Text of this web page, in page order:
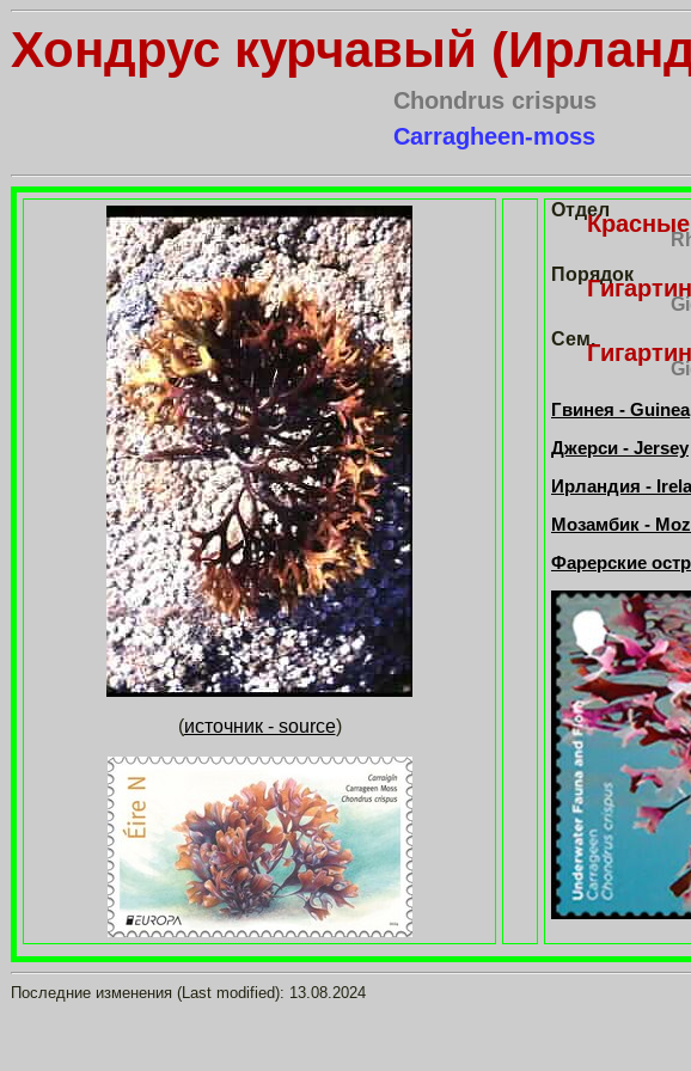
Хондрус курчавый
Chondrus crispus
Carragheen-moss
(источник - source)
Отдел
Порядок
Сем.
Гвинея - Guinea
Джерси - Jersey
Ирландия -
Мозамбик -
Фарерские
Последние изменения (Last modified): 13.08.2024